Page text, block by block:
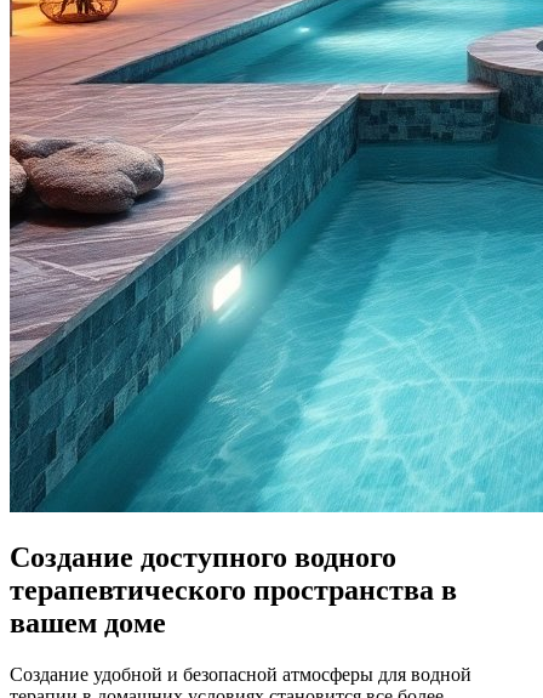
Создание доступного водного
терапевтического пространства в
вашем доме
Создание удобной и безопасной атмосферы для водной